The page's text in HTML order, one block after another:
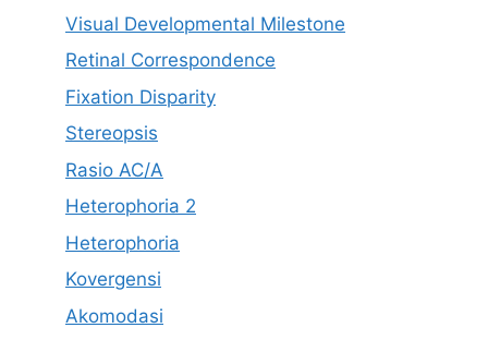
Visual Developmental Milestone
Retinal Correspondence
Fixation Disparity
Stereopsis
Rasio AC/A
Heterophoria 2
Heterophoria
Kovergensi
Akomodasi